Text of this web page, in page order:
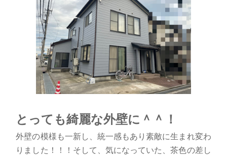
とっても綺麗な外壁に＾＾！
外壁の模様も一新し、統一感もあり素敵に生まれ変わ
りました！！！そして、気になっていた、茶色の差し